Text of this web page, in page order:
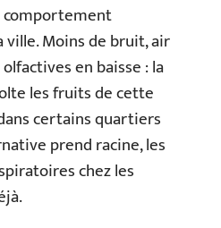
comportement
Moins de bruit, air
en baisse : la
les fruits de cette
certains quartiers
prend racine, les
chez les